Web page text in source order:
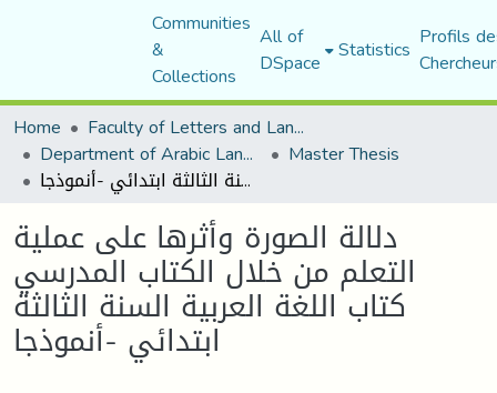
Communities
&
Collections
All of
DSpace Statistics Profils
Home
Faculty of Letters and Languages
Department of Arabic Language and Literature Master Thesis
دلالة الصورة وأثرها على عملية التعلم من خلال الكتاب المدرسي كتاب اللغة العربية السنة الثالثة ابتدائي -أنموذجا
دلالة الصورة وأثرها على عملية
التعلم من خلال الكتاب المدرسي
كتاب اللغة العربية السنة الثالثة
ابتدائي -أنموذجا